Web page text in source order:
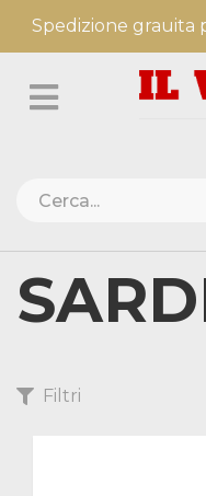
Spedizione grauita
Filtri